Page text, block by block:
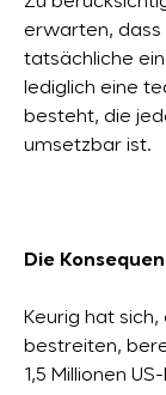
erwarten, dass
tatsächliche
lediglich eine
besteht, die
umsetzbar ist.
Die
Keurig hat
bestreiten,
1,5 Millionen